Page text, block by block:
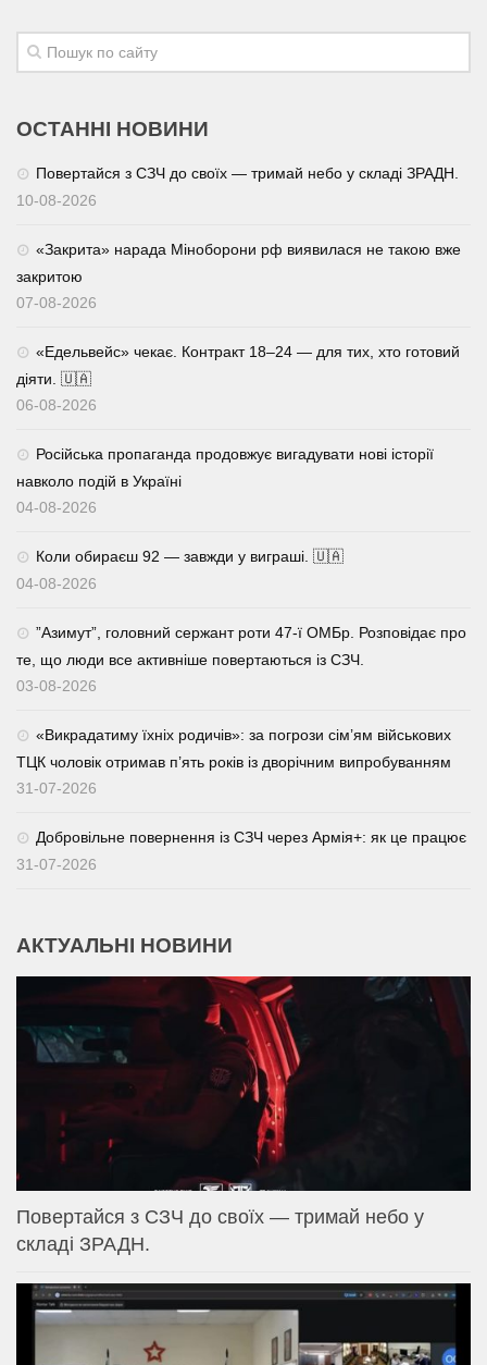
ОСТАННІ НОВИНИ
Повертайся з СЗЧ до своїх — тримай небо у складі ЗРАДН.
10-08-2026
«Закрита» нарада Міноборони рф виявилася не такою вже
закритою
07-08-2026
«Едельвейс» чекає. Контракт 18–24 — для тих, хто готовий
діяти. 🇺🇦
06-08-2026
Російська пропаганда продовжує вигадувати нові історії
навколо подій в Україні
04-08-2026
Коли обираєш 92 — завжди у виграші. 🇺🇦
04-08-2026
⁨”Азимут”, головний сержант роти 47-ї ОМБр. Розповідає про
те, що люди все активніше повертаються із СЗЧ.
03-08-2026
«Викрадатиму їхніх родичів»: за погрози сім’ям військових
ТЦК чоловік отримав п’ять років із дворічним випробуванням
31-07-2026
Добровільне повернення із СЗЧ через Армія+: як це працює
31-07-2026
АКТУАЛЬНІ НОВИНИ
Повертайся з СЗЧ до своїх — тримай небо у
складі ЗРАДН.